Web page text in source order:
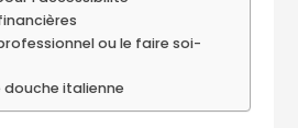
ou le faire soi-
douche italienne